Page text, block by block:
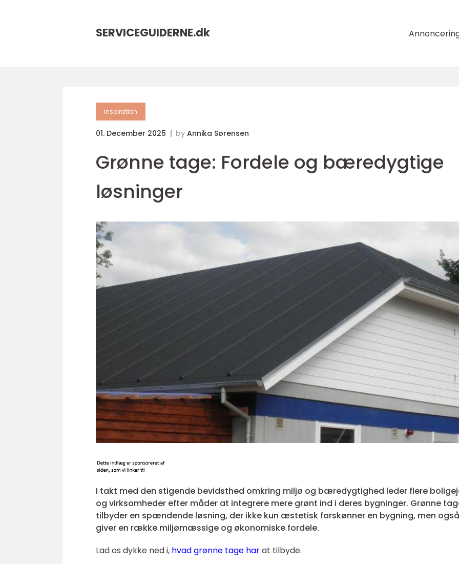
SERVICEGUIDERNE.dk
inspiration
01. December 2025 by Annika Sørensen
Grønne tage: Fordele og bæredygtige
løsninger
I takt med den stigende bevidsthed omkring miljø og bæredygtighed leder flere
og virksomheder efter måder at integrere mere grønt ind i deres bygninger. Grønne
tilbyder en spændende løsning, der ikke kun æstetisk forskønner en bygning, men også
giver en række miljømæssige og økonomiske fordele.
Lad os dykke ned i, hvad grønne tage harat tilbyde.